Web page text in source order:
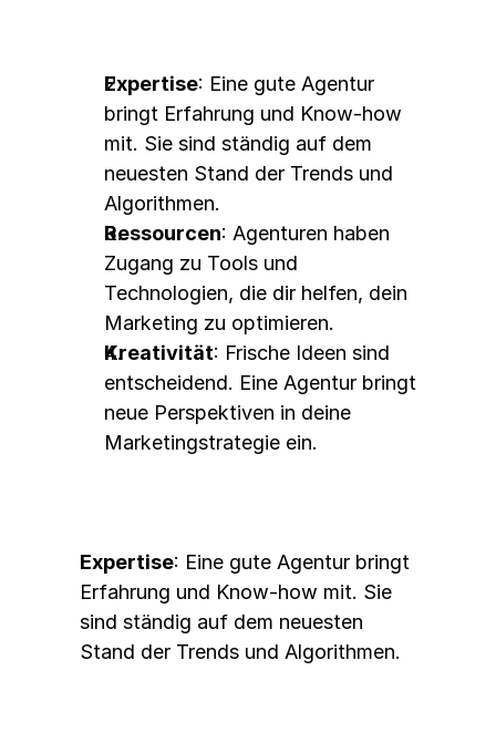
Expertise: Eine gute Agentur
bringt Erfahrung und Know-how
mit. Sie sind ständig auf dem
neuesten Stand der Trends und
Algorithmen.
Ressourcen: Agenturen haben
Zugang zu Tools und
Technologien, die dir helfen, dein
Marketing zu optimieren.
Kreativität: Frische Ideen sind
entscheidend. Eine Agentur bringt
neue Perspektiven in deine
Marketingstrategie ein.
Expertise: Eine gute Agentur bringt
Erfahrung und Know-how mit. Sie
sind ständig auf dem neuesten
Stand der Trends und Algorithmen.